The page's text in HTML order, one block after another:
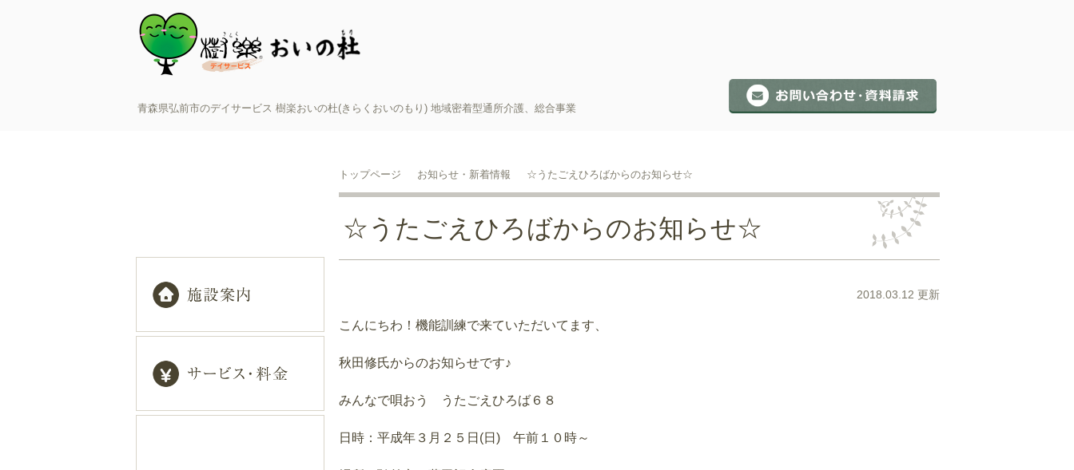
青森県弘前市のデイサービス 樹楽おいの杜(きらくおいのもり) 地域密着型通所介護、総合事業
トップページ お知らせ・新着情報 ☆うたごえひろばからのお知らせ☆
☆うたごえひろばからのお知らせ☆
2018.03.12 更新
こんにちわ！機能訓練で来ていただいてます、
秋田修氏からのお知らせです♪
みんなで唄おう うたごえひろば６８
日時：平成年３月２５日(日) 午前１０時～